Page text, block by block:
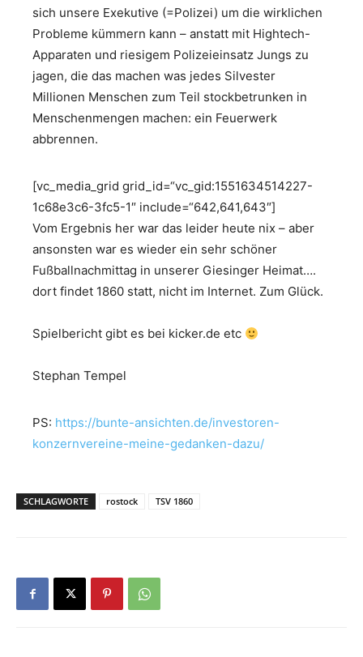
sich unsere Exekutive (=Polizei) um die wirklichen
Probleme kümmern kann – anstatt mit Hightech-
Apparaten und riesigem Polizeieinsatz Jungs zu
jagen, die das machen was jedes Silvester
Millionen Menschen zum Teil stockbetrunken in
Menschenmengen machen: ein Feuerwerk
abbrennen.
[vc_media_grid grid_id=“vc_gid:1551634514227-
1c68e3c6-3fc5-1″ include=“642,641,643″]
Vom Ergebnis her war das leider heute nix – aber
ansonsten war es wieder ein sehr schöner
Fußballnachmittag in unserer Giesinger Heimat….
dort findet 1860 statt, nicht im Internet. Zum Glück.
Spielbericht gibt es bei kicker.de etc
Stephan Tempel
PS: https://bunte-ansichten.de/investoren-
konzernvereine-meine-gedanken-dazu/
SCHLAGWORTE rostock TSV 1860